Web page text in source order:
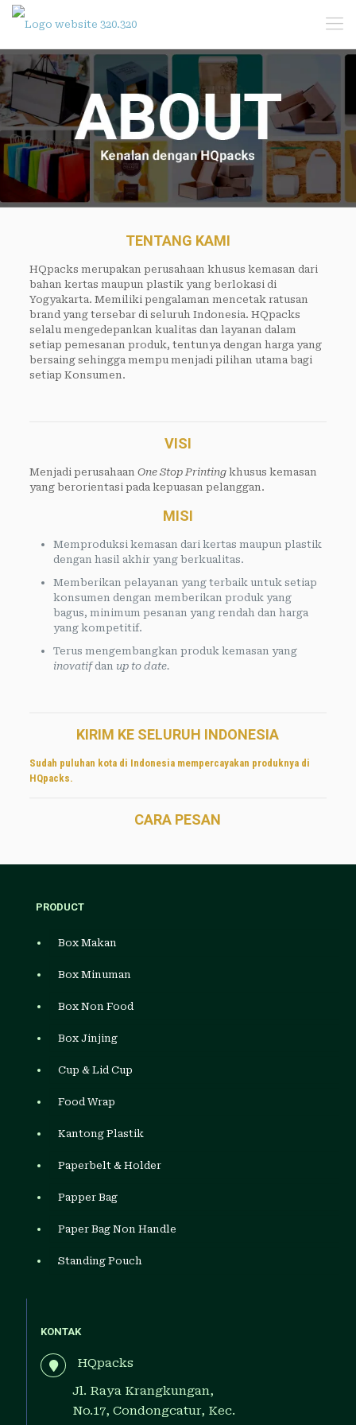
TENTANG KAMI
HQpacks merupakan perusahaan khusus kemasan dari
bahan kertas maupun plastik yang berlokasi di
Yogyakarta. Memiliki pengalaman mencetak ratusan
brand yang tersebar di seluruh Indonesia. HQpacks
selalu mengedepankan kualitas dan layanan dalam
setiap pemesanan produk, tentunya dengan harga yang
bersaing sehingga mempu menjadi pilihan utama bagi
setiap Konsumen.
VISI
Menjadi perusahaan One Stop Printingkhusus kemasan
yang berorientasi pada kepuasan pelanggan.
MISI
Memproduksi kemasan dari kertas maupun plastik
dengan hasil akhir yang berkualitas.
Memberikan pelayanan yang terbaik untuk setiap
konsumen dengan memberikan produk yang
bagus, minimum pesanan yang rendah dan harga
yang kompetitif.
Terus mengembangkan produk kemasan yang
inovatifdan up to date.
KIRIM KE SELURUH INDONESIA
Sudah puluhan kota di Indonesia mempercayakan produknya di
HQpacks.
CARA PESAN
PRODUCT
Box Makan
Box Minuman
Box Non Food
Box Jinjing
Cup & Lid Cup
Food Wrap
Kantong Plastik
Paperbelt & Holder
Papper Bag
Paper Bag Non Handle
Standing Pouch
KONTAK
HQpacks
Jl. Raya Krangkungan,
No.17, Condongcatur, Kec.